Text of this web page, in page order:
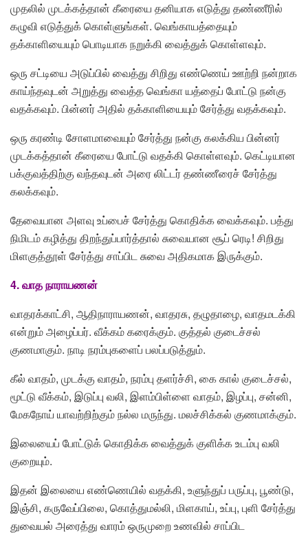
முதலில் முடக்கத்தான் கீரையை தனியாக எடுத்து தண்ணீரில்
கழுவி எடுத்துக் கொள்ளுங்கள். வெங்காயத்தையும்
தக்காளியையும் பொடியாக நறுக்கி வைத்துக் கொள்ளவும்.
ஒரு சட்டியை அடுப்பில் வைத்து சிறிது எண்ணெய் ஊற்றி நன்றாக
காய்ந்தவுடன் அறுத்து வைத்த வெங்கா யத்தைப் போட்டு நன்கு
வதக்கவும். பின்னர் அதில் தக்காளியையும் சேர்த்து வதக்கவும்.
ஒரு கரண்டி சோளமாவையும் சேர்த்து நன்கு கலக்கிய பின்னர்
முடக்கத்தான் கீரையை போட்டு வதக்கி கொள்ளவும். கெட்டியான
பக்குவத்திற்கு வந்தவுடன் அரை லிட்டர் தண்ணீரைச் சேர்த்து
கலக்கவும்.
தேவையான அளவு உப்பைச் சேர்த்து கொதிக்க வைக்கவும். பத்து
நிமிடம் கழித்து திறந்துப்பார்த்தால் சுவையான சூப் ரெடி! சிறிது
மிளகுத்தூள் சேர்த்து சாப்பிட சுவை அதிகமாக இருக்கும்.
4. வாத நாராயணன்
வாதரக்காட்சி, ஆதிநாராயணன், வாதரசு, தழுதாழை, வாதமடக்கி
என்றும் அழைப்பர். வீக்கம் கரைக்கும். குத்தல் குடைச்சல்
குணமாகும். நாடி நரம்புகளைப் பலப்படுத்தும்.
கீல் வாதம், முடக்கு வாதம், நரம்பு தளர்ச்சி, கை கால் குடைச்சல்,
மூட்டு வீக்கம், இடுப்பு வலி, இளம்பிள்ளை வாதம், இழப்பு, சன்னி,
மேகநோய் யாவற்றிற்கும் நல்ல மருந்து. மலச்சிக்கல் குணமாக்கும்.
இலையைப் போட்டுக் கொதிக்க வைத்துக் குளிக்க உடம்பு வலி
குறையும்.
இதன் இலையை எண்ணெயில் வதக்கி, உளுந்துப் பருப்பு, பூண்டு,
இஞ்சி, கருவேப்பிலை, கொத்துமல்லி, மிளகாய், உப்பு, புளி சேர்த்து
துவையல் அரைத்து வாரம் ஒருமுறை உணவில் சாப்பிட